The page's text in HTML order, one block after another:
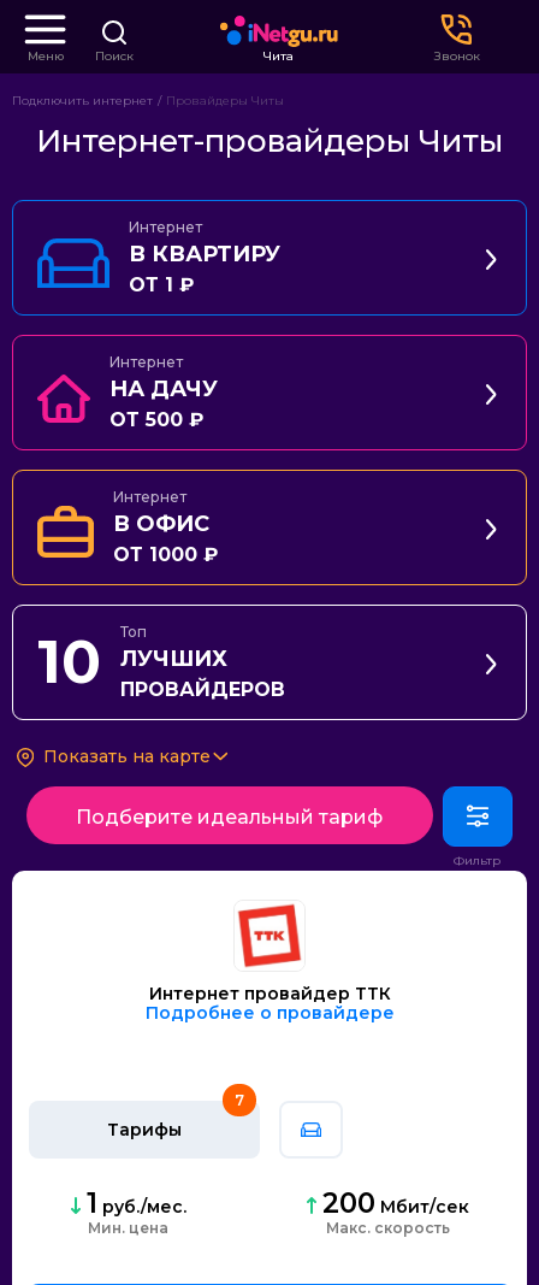
Меню Поиск Чита Звонок
Подключить интернет Провайдеры Читы
Интернет-провайдеры Читы
Интернет
В КВАРТИРУ
ОТ 1 ₽
Интернет
НА ДАЧУ
ОТ 500 ₽
Интернет
В ОФИС
ОТ 1000 ₽
10 Топ
ЛУЧШИХ
ПРОВАЙДЕРОВ
Показать на карте
Подберите идеальный тариф
Интернет провайдер ТТК
Подробнее о провайдере
Тарифы
7
1 руб./мес.
Мин. цена
200 Мбит/сек
скорость